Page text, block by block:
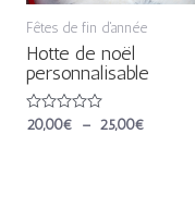
Fêtes de fin d'année
Hotte de noël
personnalisable
Note
20,00€ – 25,00€